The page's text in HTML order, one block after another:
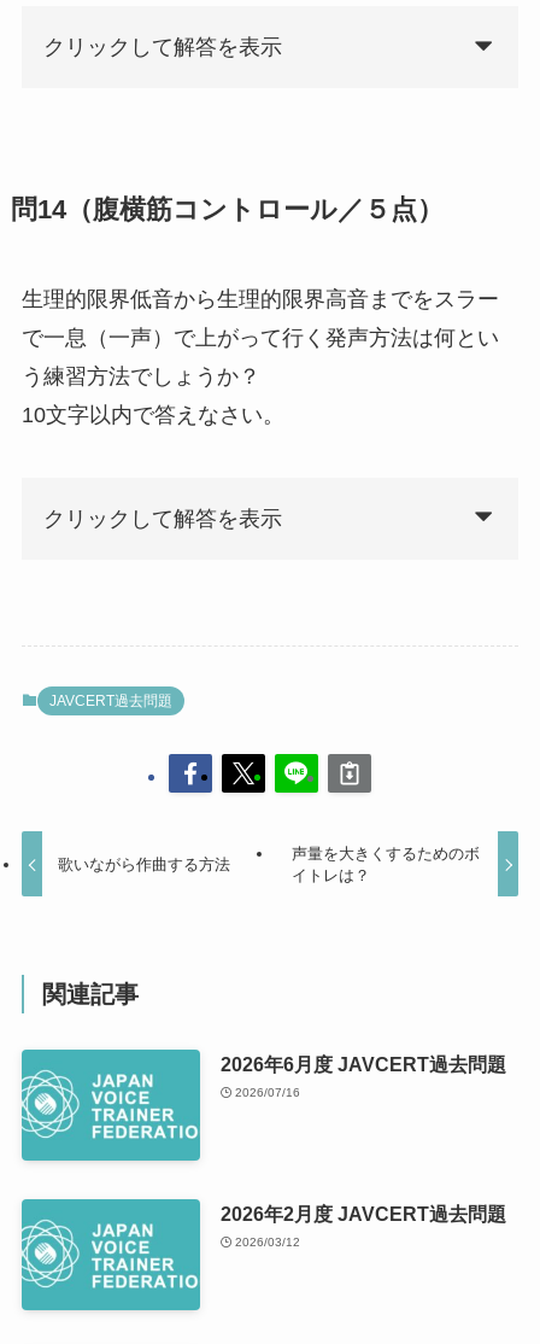
クリックして解答を表示
問14（腹横筋コントロール／５点）
生理的限界低音から生理的限界高音までをスラー
で一息（一声）で上がって行く発声方法は何とい
う練習方法でしょうか？
10文字以内で答えなさい。
クリックして解答を表示
JAVCERT過去問題
歌いながら作曲する方法
声量を大きくするためのボ
イトレは？
関連記事
2026年6月度 JAVCERT過去問題
2026/07/16
2026年2月度 JAVCERT過去問題
2026/03/12